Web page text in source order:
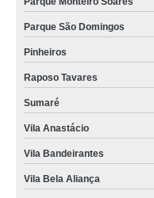
contato de assistencia tecnica
assistencia tecnica refrigerador
assistencia tecnica refrigerador
reparo de refrigerador
telefone de assistencia tecnica
assistencia tecnica
telefone de assistencia tecnica
Parque São Domingos
Pinheiros
Raposo Tavares
Sumaré
Vila Anastácio
Vila Bandeirantes
Vila Bela Aliança